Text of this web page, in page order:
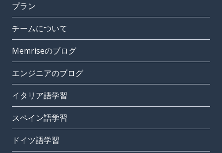
プラン
チームについて
Memriseのブログ
エンジニアのブログ
イタリア語学習
スペイン語学習
ドイツ語学習